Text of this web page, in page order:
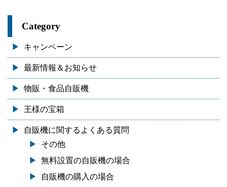
Category
キャンペーン
最新情報＆お知らせ
物販・食品自販機
王様の宝箱
自販機に関するよくある質問
その他
無料設置の自販機の場合
自販機の購入の場合